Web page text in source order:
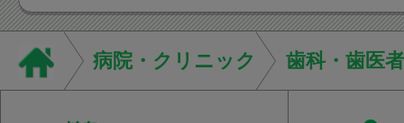
った通院ペースをご
す。当院では回数券
て...
病院・クリニック 歯科・歯医者